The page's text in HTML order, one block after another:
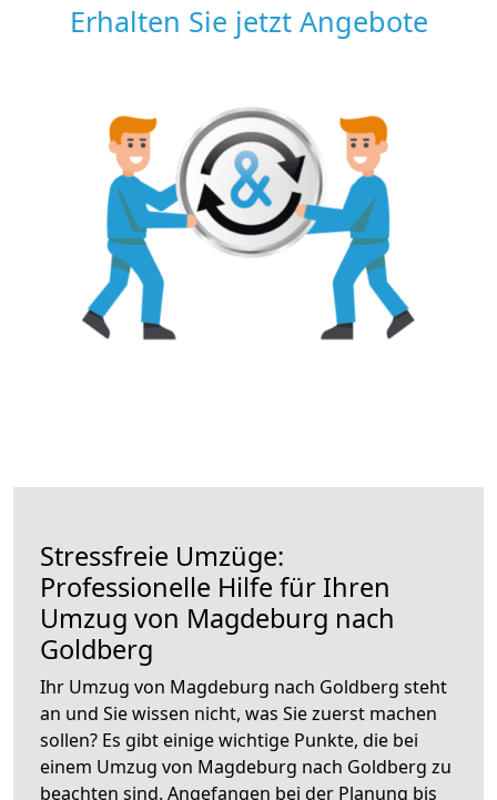
Erhalten Sie jetzt Angebote
Stressfreie Umzüge:
Professionelle Hilfe für Ihren
Umzug von Magdeburg nach
Goldberg
Ihr Umzug von Magdeburg nach Goldberg steht
an und Sie wissen nicht, was Sie zuerst machen
sollen? Es gibt einige wichtige Punkte, die bei
einem Umzug von Magdeburg nach Goldberg zu
beachten sind. Angefangen bei der Planung bis